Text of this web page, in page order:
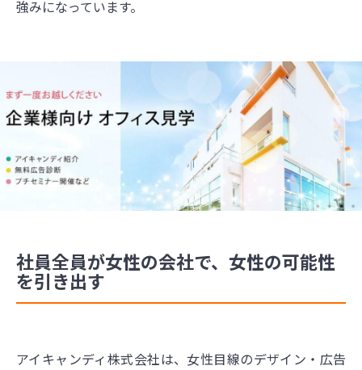
強みになっています。
社員全員が女性の会社で、女性の可能性
を引き出す
アイキャンディ株式会社は、女性目線のデザイン・広告